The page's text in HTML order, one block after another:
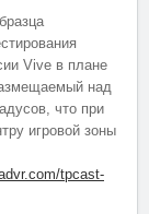
Vive в плане
над
что при
игровой зоны
tpcast-